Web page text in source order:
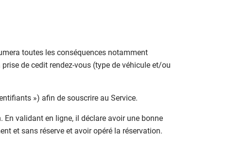
toutes les conséquences notamment
de cedit rendez-vous (type de véhicule et/ou
») afin de souscrire au Service.
validant en ligne, il déclare avoir une bonne
et sans réserve et avoir opéré la réservation.